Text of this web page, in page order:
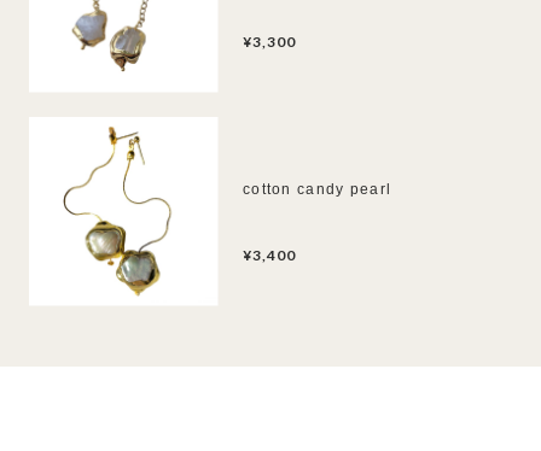
¥3,300
cotton candy pearl
¥3,400